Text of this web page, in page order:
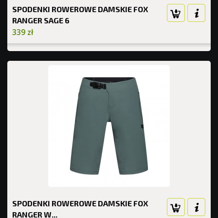
SPODENKI ROWEROWE DAMSKIE FOX
RANGER SAGE 6
339 zł
SPODENKI ROWEROWE DAMSKIE FOX
RANGER W...